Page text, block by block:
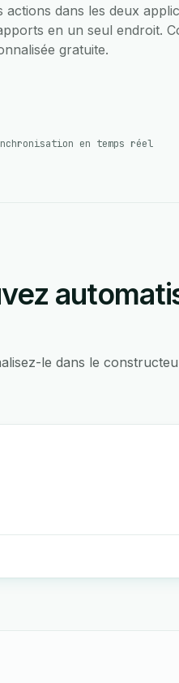
dans les deux
en un seul endroit.
gratuite.
en temps réel
le dans le